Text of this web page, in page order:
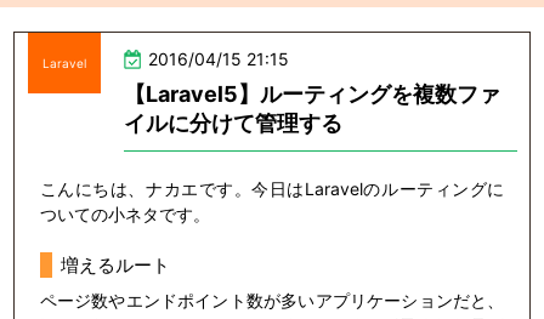
Laravel 2016/04/15 21:15
【Laravel5】ルーティングを複数ファ
イルに分けて管理する
こんにちは、ナカエです。今日はLaravelのルーティングに
ついての小ネタです。
増えるルート
ページ数やエンドポイント数が多いアプリケーションだと、